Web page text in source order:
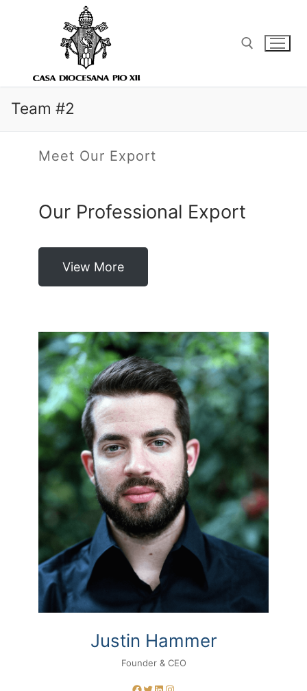
Team #2
Meet Our Export
Our Professional Export
View More
Justin Hammer
Founder & CEO